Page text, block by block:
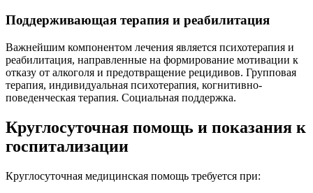
Поддерживающая терапия и реабилитация
Важнейшим компонентом лечения является психотерапия и
реабилитация, направленные на формирование мотивации к
отказу от алкоголя и предотвращение рецидивов. Групповая
терапия, индивидуальная психотерапия, когнитивно-
поведенческая терапия. Социальная поддержка.
Круглосуточная помощь и показания к
госпитализации
Круглосуточная медицинская помощь требуется при: